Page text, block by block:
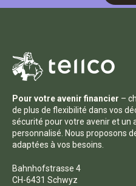
Pour votre avenir financier –
de plus de flexibilité dans vos
sécurité pour votre avenir et un
personnalisé. Nous proposons
adaptées à vos besoins.
Bahnhofstrasse 4
CH-6431 Schwyz